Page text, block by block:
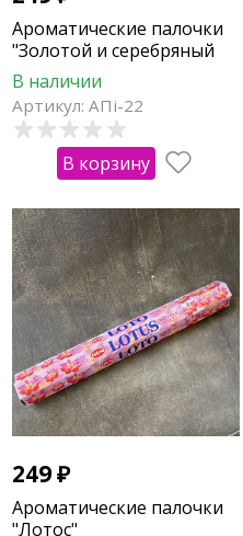
Ароматические палочки
"Золотой и серебряный
дождь"
В наличии
Артикул: АПi-22
В корзину
249₽
Ароматические палочки
"Лотос"